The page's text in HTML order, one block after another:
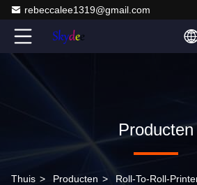
rebeccalee1319@gmail.com
Producten
Thuis > Producten > Roll-To-Roll-